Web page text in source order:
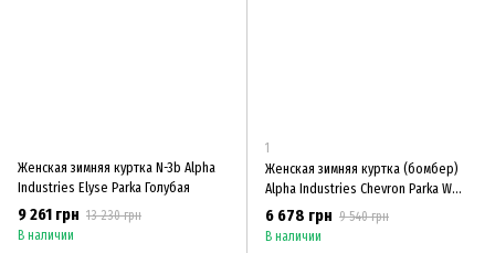
Женская зимняя куртка N-3b Alpha
Industries Elyse Parka Голубая
9 261 грн 13 230 грн
В наличии
1
Женская зимняя куртка (бомбер)
Alpha Industries Chevron Parka W
Черная
6 678 грн 9 540 грн
В наличии